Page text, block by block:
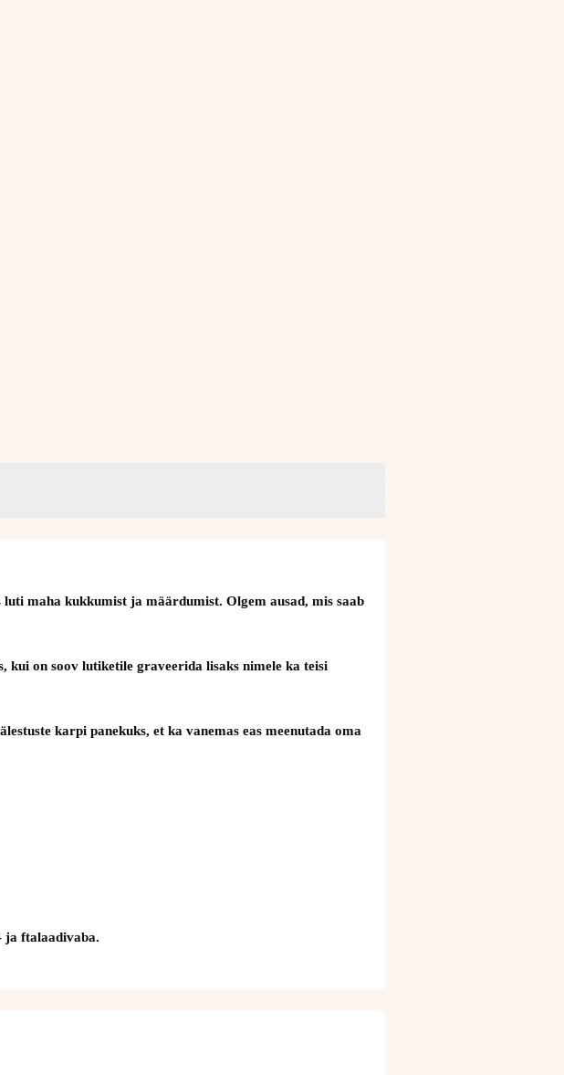
maha kukkumist ja määrdumist. Olgem ausad, mis saab
kui on soov lutiketile graveerida lisaks nimele ka teisi
karpi panekuks, et ka vanemas eas meenutada oma
ja ftalaadivaba.